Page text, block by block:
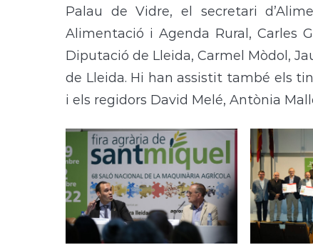
Palau de Vidre, el secretari
Alimentació i Agenda Rural, Carles
Diputació de Lleida, Carmel Mòdol,
de Lleida. Hi han assistit també els
i els regidors David Melé, Antònia